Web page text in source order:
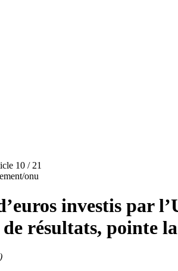
10 / 21
onu
investis par
résultats, pointe